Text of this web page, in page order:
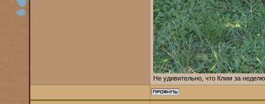
Не удивительно, что Клим за